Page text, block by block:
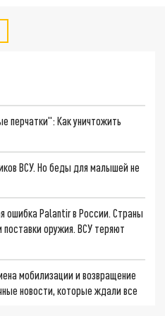
перчатки": Как уничтожить
ВСУ. Но беды для малышей не
ошибка Palantir в России. Страны
оружия. ВСУ теряют
мобилизации и возвращение
новости, которые ждали все